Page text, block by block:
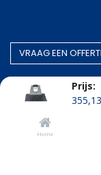
Prijs:
355,13
Home
VRAAG EEN
BEZOEK O​​​​NZE